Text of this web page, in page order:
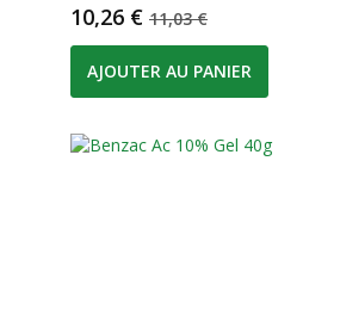
Prix
10,26 € Prix de base
11,03 €
AJOUTER AU PANIER